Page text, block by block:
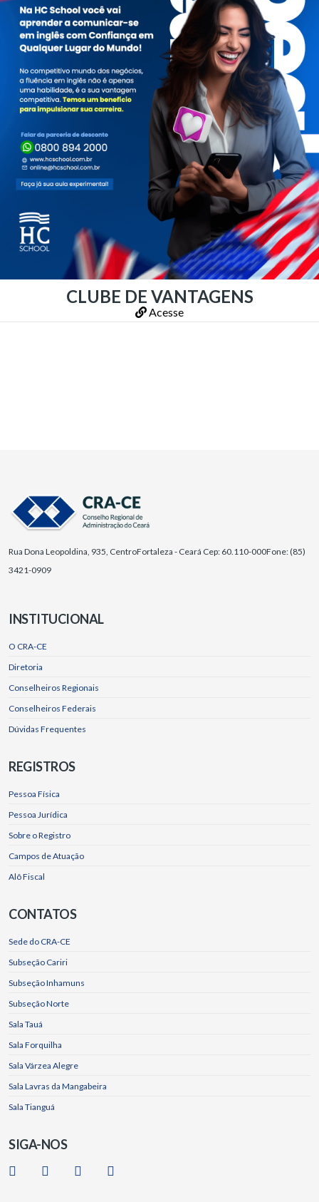
CLUBE DE VANTAGENS
Acesse
Rua Dona Leopoldina, 935, CentroFortaleza - Ceará Cep: 60.110-000Fone: (85)
3421-0909
INSTITUCIONAL
O CRA-CE
Diretoria
Conselheiros Regionais
Conselheiros Federais
Dúvidas Frequentes
REGISTROS
Pessoa Física
Pessoa Jurídica
Sobre o Registro
Campos de Atuação
Alô Fiscal
CONTATOS
Sede do CRA-CE
Subseção Cariri
Subseção Inhamuns
Subseção Norte
Sala Tauá
Sala Forquilha
Sala Várzea Alegre
Sala Lavras da Mangabeira
Sala Tianguá
SIGA-NOS